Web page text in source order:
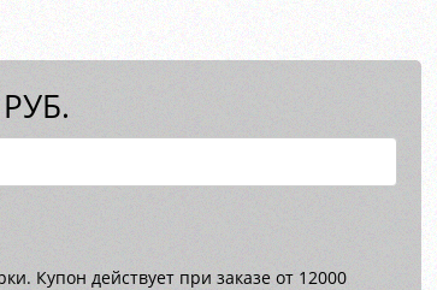
Купон действует при заказе от 12000